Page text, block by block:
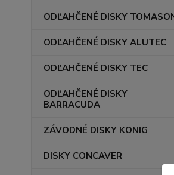
ODĽAHČENÉ DISKY
ODĽAHČENÉ DISKY ALUTEC
ODĽAHČENÉ DISKY TEC
ODĽAHČENÉ DISKY
BARRACUDA
ZÁVODNÉ DISKY KONIG
DISKY CONCAVER